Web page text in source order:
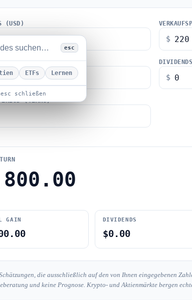
esc
ETFs Lernen
esc schließen
(USD)
$
$
(YEARS)
GAIN DIVIDENDS
$0.00
die ausschließlich auf den von Ihnen eingegebenen
und keine Prognose. Krypto- und Aktienmärkte bergen